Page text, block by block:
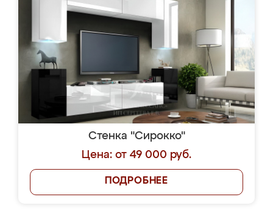
Стенка "Сирокко"
Цена: от 49 000 руб.
ПОДРОБНЕЕ